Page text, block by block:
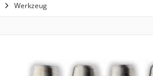
Werkzeug